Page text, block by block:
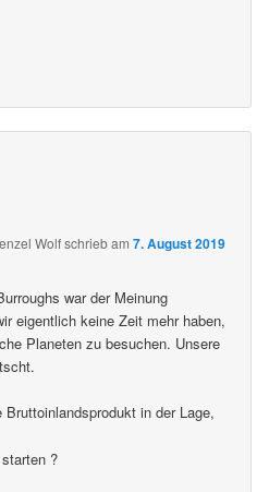
Wolfschriebam7. August 2019
war der Meinung
eigentlich keine Zeit mehr haben,
Planeten zu besuchen. Unsere
in der Lage,
?